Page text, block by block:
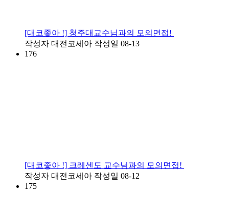
[대코좋아 !] 청주대교수님과의 모의면접!
작성자 대전코세아 작성일 08-13
176
[대코좋아 !] 크레센도 교수님과의 모의면접!
작성자 대전코세아 작성일 08-12
175